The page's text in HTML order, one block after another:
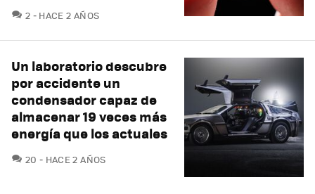
2 COMENTARIOS
HACE 2 AÑOS
Un laboratorio descubre
por accidente un
condensador capaz de
almacenar 19 veces más
energía que los actuales
20 COMENTARIOS
HACE 2 AÑOS